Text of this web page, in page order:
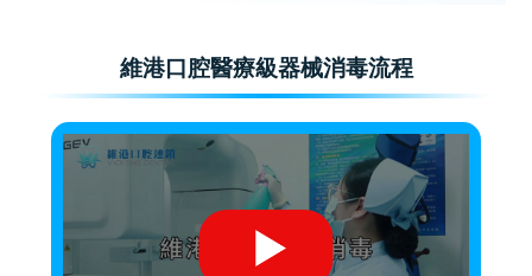
維港口腔醫療級器械消毒流程